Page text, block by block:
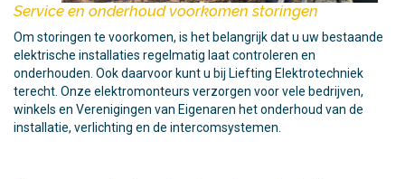
Service en onderhoud voorkomen storingen
Om storingen te voorkomen, is het belangrijk dat u uw bestaande
elektrische installaties regelmatig laat controleren en
onderhouden. Ook daarvoor kunt u bij Liefting Elektrotechniek
terecht. Onze elektromonteurs verzorgen voor vele bedrijven,
winkels en Verenigingen van Eigenaren het onderhoud van de
installatie, verlichting en de intercomsystemen.